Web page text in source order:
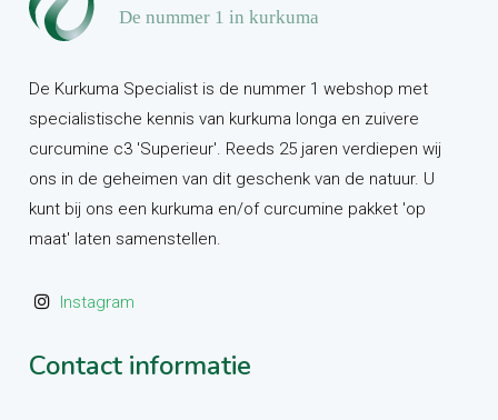
De Kurkuma Specialist is de nummer 1 webshop met
specialistische kennis van kurkuma longa en zuivere
curcumine c3 'Superieur'. Reeds 25 jaren verdiepen wij
ons in de geheimen van dit geschenk van de natuur. U
kunt bij ons een kurkuma en/of curcumine pakket 'op
maat' laten samenstellen.
Instagram
Contact informatie